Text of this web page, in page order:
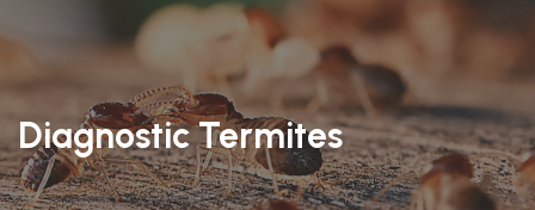
Diagnostic Termites